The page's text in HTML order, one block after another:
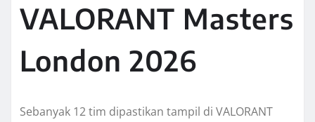
VALORANT Masters
London 2026
Sebanyak 12 tim dipastikan tampil di VALORANT